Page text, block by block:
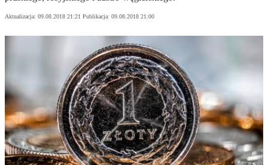
Aktualizacja: 09.08.2018 21:21 Publikacja: 09.08.2018 21:00